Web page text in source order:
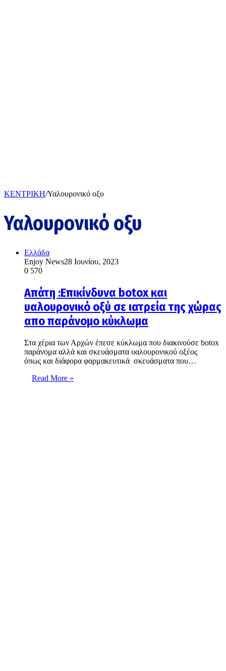
ΚΕΝΤΡΙΚΗ/Υαλουρονικό οξυ
Υαλουρονικό οξυ
Ελλάδα
Enjoy News28 Ιουνίου, 2023
0 570
Απάτη :Επικίνδυνα botox και
υαλουρονικό οξύ σε ιατρεία της χώρας
απο παράνομο κύκλωμα
Στα χέρια των Αρχών έπεσε κύκλωμα που διακινούσε botox
παράνομα αλλά και σκευάσματα υαλουρονικού οξέος
όπως και διάφορα φαρμακευτικά σκευάσματα που…
Read More »